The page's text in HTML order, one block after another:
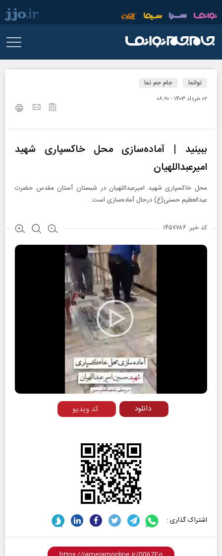
نوانما جام جم نما
۰۲ خرداد ۱۴۰۳ - ۰۸:۲۰
ببینید | آماده‌سازی محل خاکسپاری شهید
امیرعبداللهیان
محل خاکسپاری شهید امیرعبداللهیان در شبستان آستان مقدس حضرت
عبدالعظیم حسنی(ع) درحال آماده‌سازی است.
کد خبر: ۱۴۵۷۷۸۶
Play
Video
کد ویدیو دانلود
اشتراک گذاری :